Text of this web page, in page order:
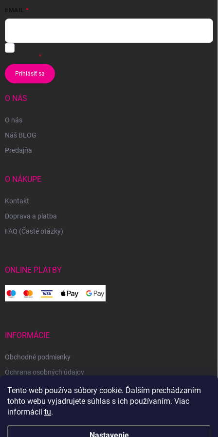
Tento web používa súbory cookie. Ďalším prechádzaním
tohto webu vyjadrujete súhlas s ich používaním. Viac
informácií tu.
EMAIL
Prihlásiť sa
O NÁS
O nás
Náš BLOG
Predajňa
O NÁKUPE
Kontakt
Doprava a platba
FAQ (Časté otázky)
ONLINE PLATBY
INFORMÁCIE
Obchodné podmienky
Ochrana osobných údajov
Reklamačný poriadok
Odstúpenie od zmluvy